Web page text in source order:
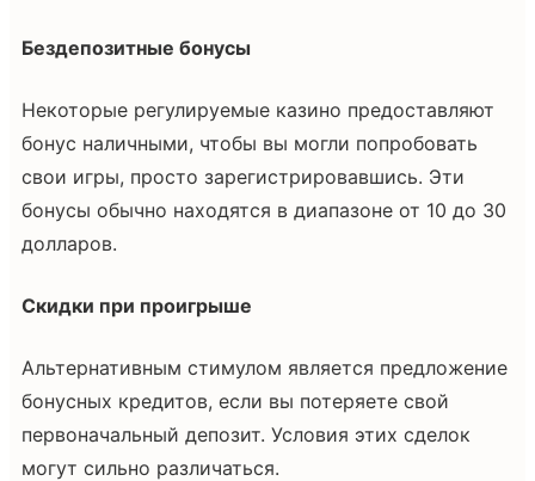
Бездепозитные бонусы
Некоторые регулируемые казино предоставляют
бонус наличными, чтобы вы могли попробовать
свои игры, просто зарегистрировавшись. Эти
бонусы обычно находятся в диапазоне от 10 до 30
долларов.
Скидки при проигрыше
Альтернативным стимулом является предложение
бонусных кредитов, если вы потеряете свой
первоначальный депозит. Условия этих сделок
могут сильно различаться.